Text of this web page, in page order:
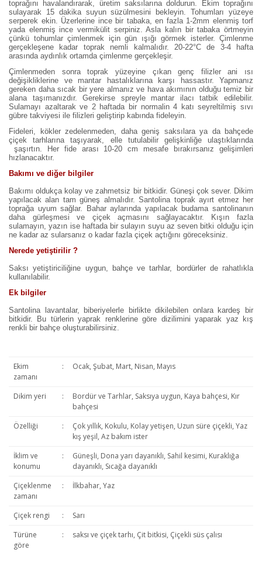
toprağını havalandırarak, üretim saksılarına doldurun. Ekim toprağını
sulayarak 15 dakika suyun süzülmesini bekleyin. Tohumları yüzeye
serperek ekin. Üzerlerine ince bir tabaka, en fazla 1-2mm elenmiş torf
yada elenmiş ince vermikülit serpiniz. Asla kalın bir tabaka örtmeyin
çünkü tohumlar çimlenmek için gün ışığı görmek isterler. Çimlenme
gerçekleşene kadar toprak nemli kalmalıdır. 20-22°C de 3-4 hafta
arasında aydınlık ortamda çimlenme gerçekleşir.
Çimlenmeden sonra toprak yüzeyine çıkan genç filizler ani ısı
değişikliklerine ve mantar hastalıklarına karşı hassastır. Yapmanız
gereken daha sıcak bir yere almanız ve hava akımının olduğu temiz bir
alana taşımanızdır. Gerekirse spreyle mantar ilacı tatbik edilebilir.
Sulamayı azaltarak ve 2 haftada bir normalin 4 katı seyreltilmiş sıvı
gübre takviyesi ile filizleri geliştirip kabında fideleyin.
Fideleri, kökler zedelenmeden, daha geniş saksılara ya da bahçede
çiçek tarhlarına taşıyarak, elle tutulabilir gelişkinliğe ulaştıklarında
şaşırtın. Her fide arası 10-20 cm mesafe bırakırsanız gelişimleri
hızlanacaktır.
Bakımı ve diğer bilgiler
Bakımı oldukça kolay ve zahmetsiz bir bitkidir. Güneşi çok sever. Dikim
yapılacak alan tam güneş almalıdır. Santolina toprak ayırt etmez her
toprağa uyum sağlar. Bahar aylarında yapılacak budama santolinanın
daha gürleşmesi ve çiçek açmasını sağlayacaktır. Kışın fazla
sulamayın, yazın ise haftada bir sulayın suyu az seven bitki olduğu için
ne kadar az sularsanız o kadar fazla çiçek açtığını göreceksiniz.
Nerede yetiştirilir ?
Saksı yetiştiriciliğine uygun, bahçe ve tarhlar, bordürler de rahatlıkla
kullanılabilir.
Ek bilgiler
Santolina lavantalar, biberiyelerle birlikte dikilebilen onlara kardeş bir
bitkidir. Bu türlerin yaprak renklerine göre dizilimini yaparak yaz kış
renkli bir bahçe oluşturabilirsiniz.
Ekim
zamanı
: Ocak, Şubat, Mart, Nisan, Mayıs
Dikim yeri :
Bordür ve Tarhlar, Saksıya uygun, Kaya bahçesi, Kır
bahçesi
Özelliği
:
Çok yıllık, Kokulu, Kolay yetişen, Uzun süre çiçekli, Yaz
kış yeşil, Az bakım ister
İklim ve
konumu
:
Güneşli, Dona yarı dayanıklı, Sahil kesimi, Kuraklığa
dayanıklı, Sıcağa dayanıklı
Çiçeklenme
zamanı
: İlkbahar, Yaz
Çiçek rengi :
Sarı
Türüne
göre
: saksı ve çiçek tarhı, Çit bitkisi, Çiçekli süs çalısı